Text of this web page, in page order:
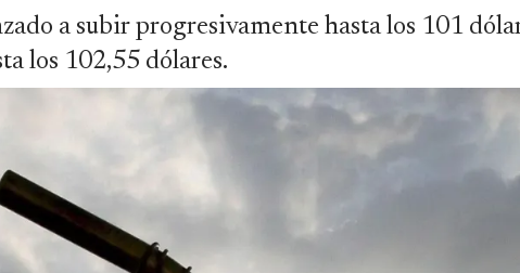
a subir progresivamente hasta los 101
los 102,55 dólares.